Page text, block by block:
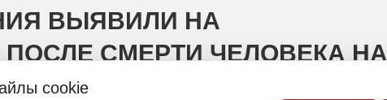
ВЫЯВИЛИ НА
СМЕРТИ ЧЕЛОВЕКА НА
cookie